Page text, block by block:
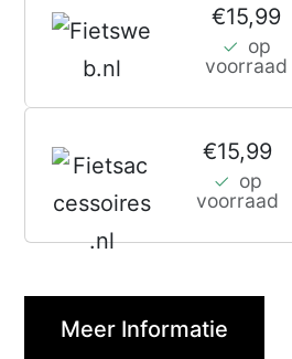
€15,99
op
voorraad
€15,99
op
voorraad
Meer Informatie